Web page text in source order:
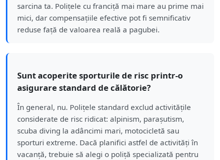
sarcina ta. Polițele cu franciță mai mare au prime mai
mici, dar compensațiile efective pot fi semnificativ
reduse față de valoarea reală a pagubei.
Sunt acoperite sporturile de risc printr-o
asigurare standard de călătorie?
În general, nu. Polițele standard exclud activitățile
considerate de risc ridicat: alpinism, parașutism,
scuba diving la adâncimi mari, motocicletă sau
sporturi extreme. Dacă planifici astfel de activități în
vacanță, trebuie să alegi o poliță specializată pentru